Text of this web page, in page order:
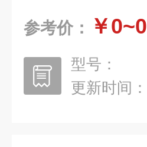
参考价： ￥0~0
型号：
更新时间：